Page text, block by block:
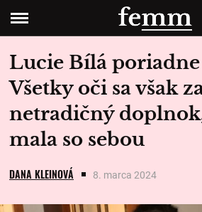
Lucie Bílá
Všetky oči sa však
netradičný
mala so sebou
DANA KLEINOVÁ 8. marca 2024